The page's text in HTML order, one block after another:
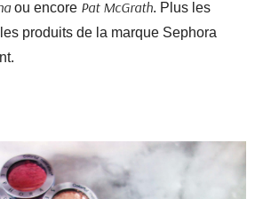
ou encore Pat McGrath. Plus les
produits de la marque Sephora